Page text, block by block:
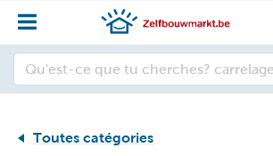
Toutes catégories